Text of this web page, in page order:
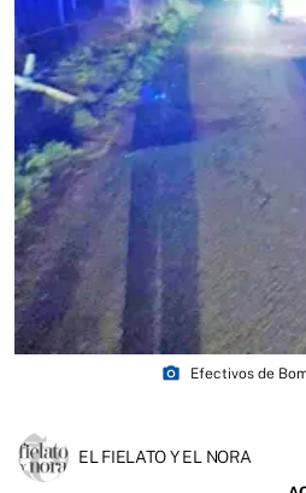
photo_camera Efectivos de
EL FIELATO Y EL NORA